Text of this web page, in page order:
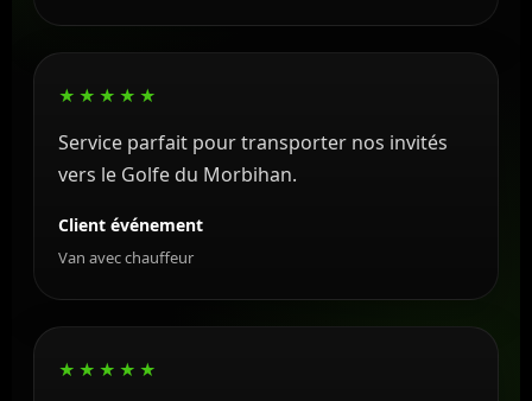
★★★★★
Service parfait pour transporter nos invités
vers le Golfe du Morbihan.
Client événement
Van avec chauffeur
★★★★★